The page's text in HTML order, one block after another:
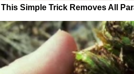
This Simple Trick Removes All